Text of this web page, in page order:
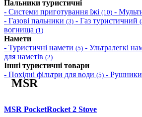
Пальники туристичні
- Системи приготування їжі (10) -
- Газові пальники (3) - Газ туристичний
вогнища (1)
Намети
- Туристичні намети (5) - Ультралегкі
для наметів (2)
Інші туристичні товари
- Похідні фільтри для води (5) - Рушники
MSR
MSR PocketRocket 2 Stove